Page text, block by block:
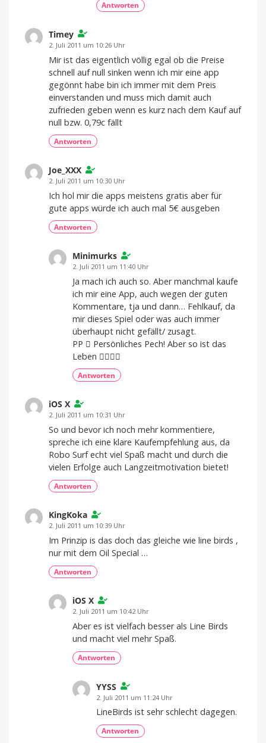
Antworten
Timey
2. Juli 2011 um 10:26 Uhr
Mir ist das eigentlich völlig egal ob die Preise
schnell auf null sinken wenn ich mir eine app
gegönnt habe bin ich immer mit dem Preis
einverstanden und muss mich damit auch
zufrieden geben wenn es kurz nach dem Kauf auf
null bzw. 0,79c fällt
Antworten
Joe_XXX
2. Juli 2011 um 10:30 Uhr
Ich hol mir die apps meistens gratis aber für
gute apps würde ich auch mal 5€ ausgeben
Antworten
Minimurks
2. Juli 2011 um 11:40 Uhr
Ja mach ich auch so. Aber manchmal kaufe
ich mir eine App, auch wegen der guten
Kommentare, tja und dann… Fehlkauf, da
mir dieses Spiel oder was auch immer
überhaupt nicht gefällt/ zusagt.
PP  Persönliches Pech! Aber so ist das
Leben 
Antworten
iOS X
2. Juli 2011 um 10:31 Uhr
So und bevor ich noch mehr kommentiere,
spreche ich eine klare Kaufempfehlung aus, da
Robo Surf echt viel Spaß macht und durch die
vielen Erfolge auch Langzeitmotivation bietet!
Antworten
KingKoka
2. Juli 2011 um 10:39 Uhr
Im Prinzip is das doch das gleiche wie line birds ,
nur mit dem Oil Special …
Antworten
iOS X
2. Juli 2011 um 10:42 Uhr
Aber es ist vielfach besser als Line Birds
und macht viel mehr Spaß.
Antworten
YYSS
2. Juli 2011 um 11:24 Uhr
LineBirds ist sehr schlecht dagegen.
Antworten